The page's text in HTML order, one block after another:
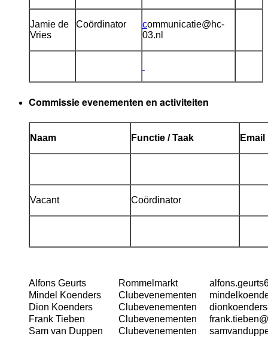
Jamie de
Vries
Coördinator communicatie@hc-
03.nl
Commissie evenementen en activiteiten
Naam Functie / Taak Email
Vacant Coördinator
Alfons Geurts Rommelmarkt
Mindel Koenders
Clubevenementen
Dion Koenders
Clubevenementen
Frank Tieben
Clubevenementen
Sam van Duppen
Clubevenementen